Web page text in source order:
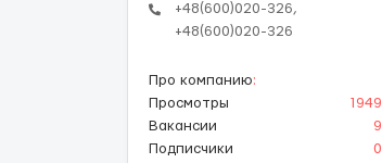
+48(600)020-326,
+48(600)020-326
Про компанию:
Просмотры
1949
Вакансии
9
Подписчики
0